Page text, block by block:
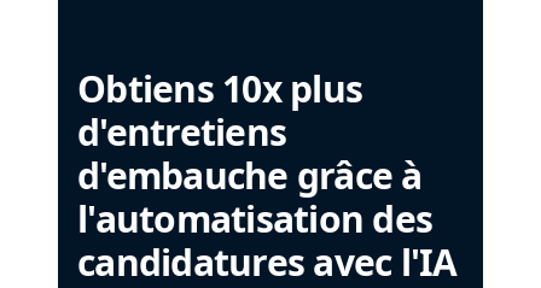
Obtiens 10x plus
d'entretiens
d'embauche grâce à
l'automatisation des
candidatures avec l'IA